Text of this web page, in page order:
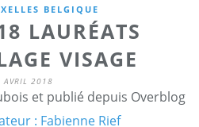
BELGIQUE
LAURÉATS
VISAGE
AVRIL 2018
et publié depuis Overblog